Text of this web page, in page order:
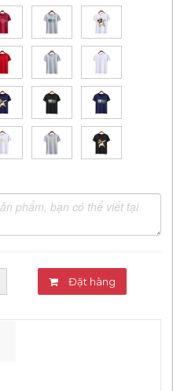
Đặt hàng